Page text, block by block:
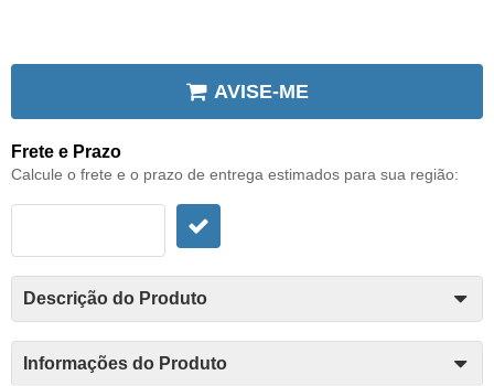
AVISE-ME
Frete e Prazo
Calcule o frete e o prazo de entrega estimados para sua região:
Descrição do Produto
Informações do Produto